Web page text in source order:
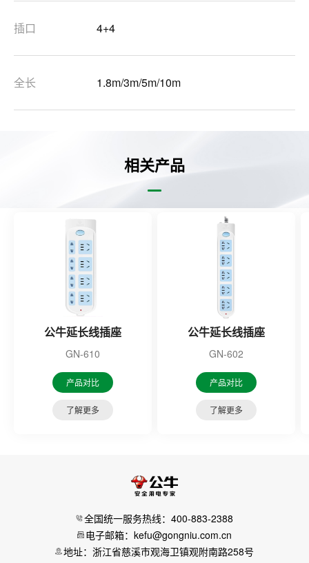
插口 4+4
全长 1.8m/3m/5m/10m
相关产品
公牛延长线插座
GN-610
产品对比
了解更多
公牛延长线插座
GN-602
产品对比
了解更多
全国统一服务热线：400-883-2388
电子邮箱：kefu@gongniu.com.cn
地址：浙江省慈溪市观海卫镇观附南路258号